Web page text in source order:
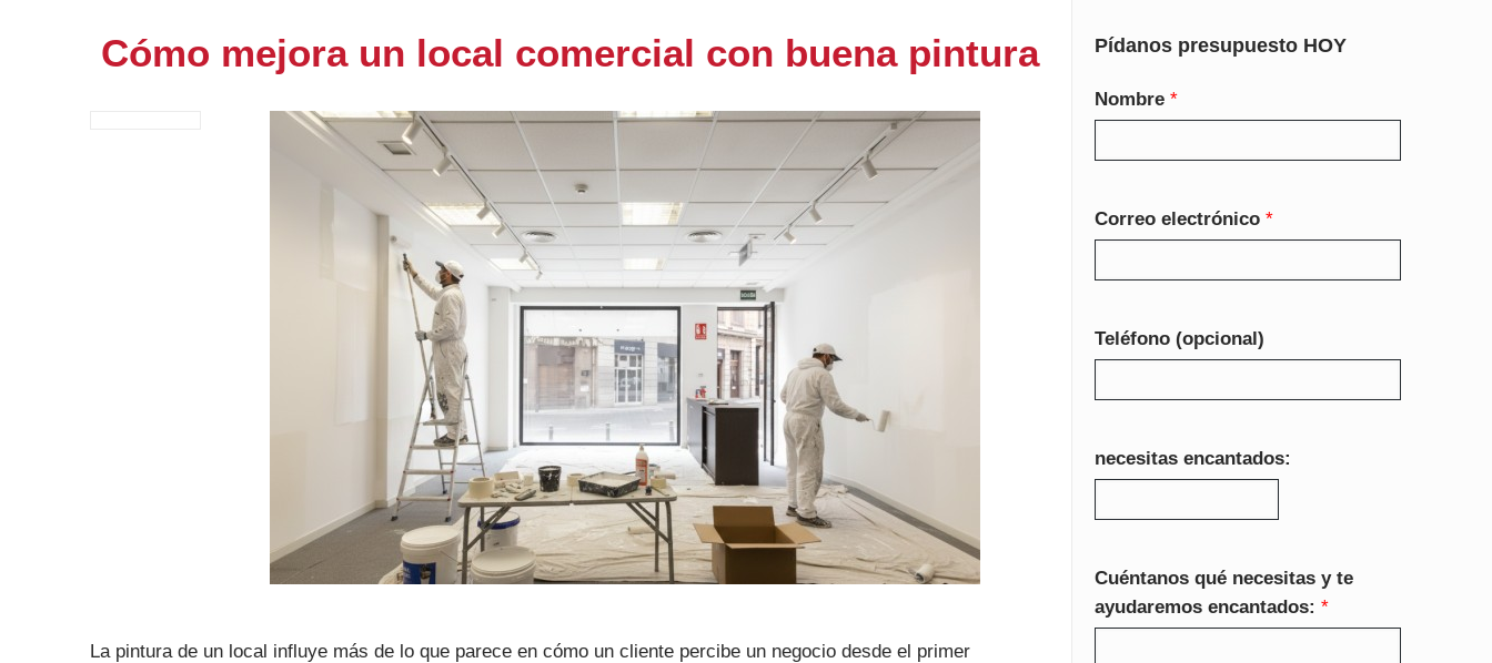
Cómo mejora un local comercial con buena pintura
La pintura de un local influye más de lo que parece en cómo un cliente percibe un negocio desde el primer
Pídanos presupuesto HOY
Nombre *
Correo electrónico *
Teléfono (opcional)
necesitas encantados:
Cuéntanos qué necesitas y te
ayudaremos encantados: *